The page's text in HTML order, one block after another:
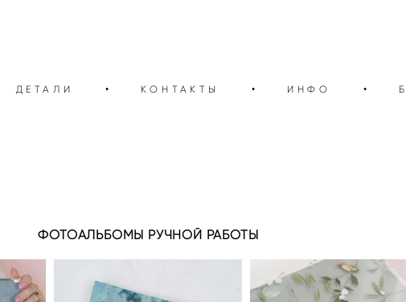
ДЕТАЛИ • КОНТАКТЫ • ИНФО •
ФОТОАЛЬБОМЫ РУЧНОЙ РАБОТЫ